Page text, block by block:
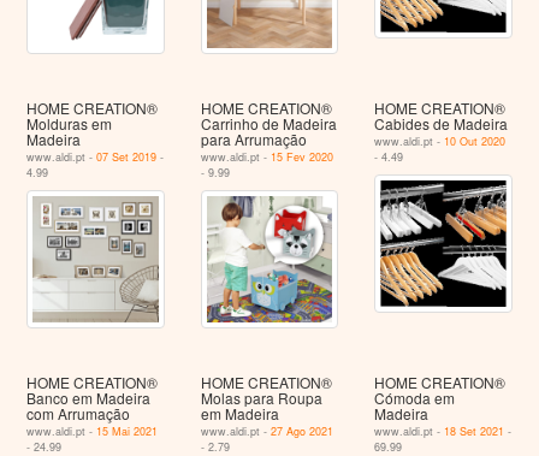
HOME CREATION®
Molduras em
Madeira
www.aldi.pt -07 Set 2019 -
4.99
HOME CREATION®
Carrinho de Madeira
para Arrumação
www.aldi.pt - 15 Fev 2020
- 9.99
HOME CREATION®
Cabides de Madeira
www.aldi.pt - 10 Out 2020
- 4.49
HOME CREATION®
Banco em Madeira
com Arrumação
www.aldi.pt - 15 Mai 2021
- 24.99
HOME CREATION®
Molas para Roupa
em Madeira
www.aldi.pt - 27 Ago 2021
- 2.79
HOME CREATION®
Cómoda em
Madeira
www.aldi.pt - 18 Set 2021 -
69.99